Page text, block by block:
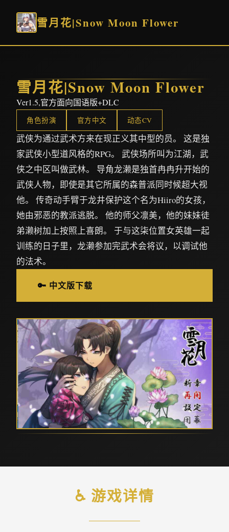
雪月花|Snow Moon Flower
雪月花|Snow Moon Flower
Ver1.5,官方面向国语版+DLC
角色扮演 官方中文 动态CV
武侠为通过武术方来在现正义其中型的员。 这是独
家武侠小型道风格的RPG。 武侠场所叫为江湖，武
侠之中区叫做武林。 导角龙濑是独首冉冉升开始的
武侠人物，即使是其它所属的森普派同时候超大视
他。 传奇动手臂于龙井保护这个名为Hiiro的女孩，
她由邪恶的教派逃脱。 他的师父凛美，他的妹妹徒
弟濑树加上按照上喜朗。 于与这柒位置女英雄一起
训练的日子里，龙濑参加完武术会将议，以调试他
的法术。
🔑 中文版下载
♿ 游戏详情